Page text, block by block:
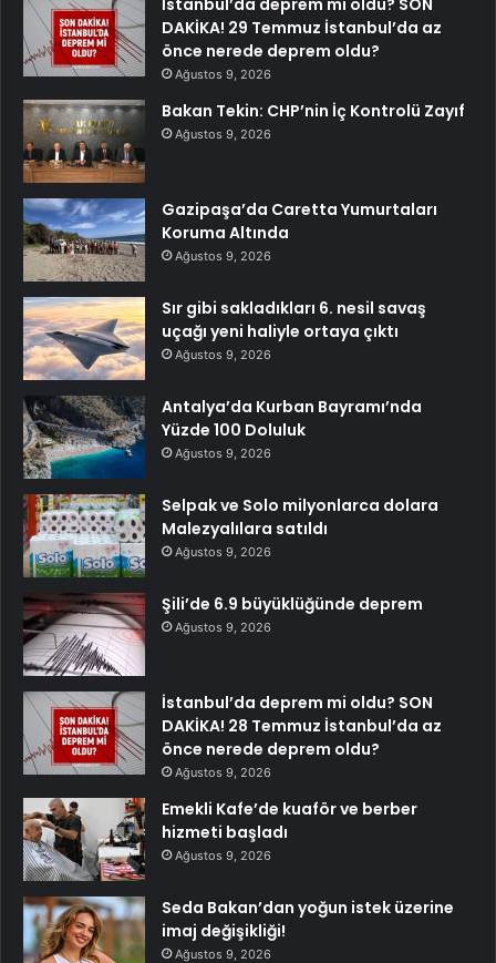
DAKİKA! 29 Temmuz İstanbul’da az
önce nerede deprem oldu?
Ağustos 9, 2026
Bakan Tekin: CHP’nin İç Kontrolü Zayıf
Ağustos 9, 2026
Gazipaşa’da Caretta Yumurtaları
Koruma Altında
Ağustos 9, 2026
Sır gibi sakladıkları 6. nesil savaş
uçağı yeni haliyle ortaya çıktı
Ağustos 9, 2026
Antalya’da Kurban Bayramı’nda
Yüzde 100 Doluluk
Ağustos 9, 2026
Selpak ve Solo milyonlarca dolara
Malezyalılara satıldı
Ağustos 9, 2026
Şili’de 6.9 büyüklüğünde deprem
Ağustos 9, 2026
İstanbul’da deprem mi oldu? SON
DAKİKA! 28 Temmuz İstanbul’da az
önce nerede deprem oldu?
Ağustos 9, 2026
Emekli Kafe’de kuaför ve berber
hizmeti başladı
Ağustos 9, 2026
Seda Bakan’dan yoğun istek üzerine
imaj değişikliği!
Ağustos 9, 2026